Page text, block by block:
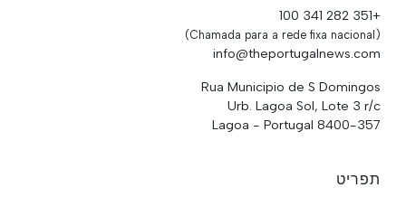
+351 282 341 100
(Chamada para a rede fixa nacional)
info@theportugalnews.com
Rua Municipio de S Domingos
Urb. Lagoa Sol, Lote 3 r/c
8400-357 Lagoa - Portugal
תפריט